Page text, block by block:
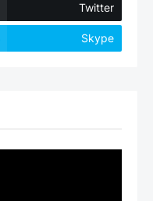
Twitter
Skype